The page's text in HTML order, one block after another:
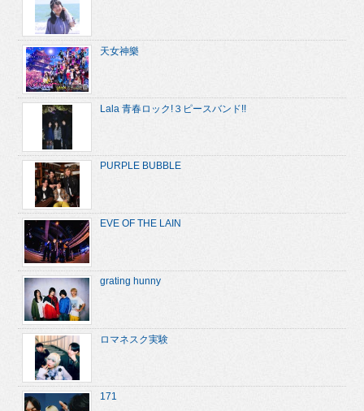
天女神樂
Lala 青春ロック!３ピースバンド!!
PURPLE BUBBLE
EVE OF THE LAIN
grating hunny
ロマネスク実験
171